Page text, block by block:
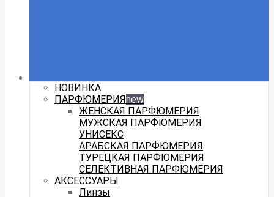
НОВИНКА
ПАРФЮМЕРИЯnew
ЖЕНСКАЯ ПАРФЮМЕРИЯ
МУЖСКАЯ ПАРФЮМЕРИЯ
УНИСЕКС
АРАБСКАЯ ПАРФЮМЕРИЯ
ТУРЕЦКАЯ ПАРФЮМЕРИЯ
СЕЛЕКТИВНАЯ ПАРФЮМЕРИЯ
АКСЕССУАРЫ
Линзы